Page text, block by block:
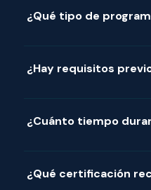
¿Qué tipo de
¿Hay requisitos
¿Cuánto tiempo
¿Qué certificación